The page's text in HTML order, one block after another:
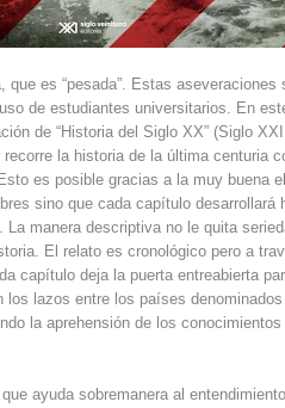
que es “pesada”. Estas
de estudiantes universitarios. En
de “Historia del Siglo XX” (Siglo
la historia de la última centuria
es posible gracias a la muy buena
sino que cada capítulo desarrollará
manera descriptiva no le quita
El relato es cronológico pero a
capítulo deja la puerta entreabierta
lazos entre los países denominados
la aprehensión de los
ayuda sobremanera al